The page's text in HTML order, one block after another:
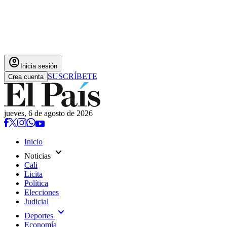
account_circle Inicia sesión
Crea cuenta SUSCRÍBETE
jueves, 6 de agosto de 2026
Inicio
Noticias expand_more
Cali
Licita
Política
Elecciones
Judicial
Deportes expand_more
Economía